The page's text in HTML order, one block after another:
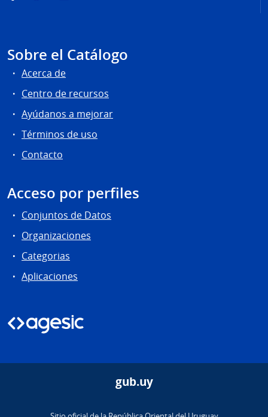
Sobre el Catálogo
Acerca de
Centro de recursos
Ayúdanos a mejorar
Términos de uso
Contacto
Acceso por perfiles
Conjuntos de Datos
Organizaciones
Categorias
Aplicaciones
gub.uy